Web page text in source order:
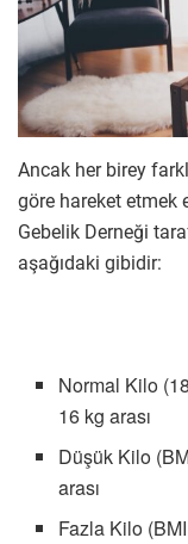
Ancak her birey
göre hareket etmek
Gebelik Derneği
aşağıdaki gibidir:
Normal Kilo
16 kg arası
Düşük Kilo
arası
Fazla Kilo